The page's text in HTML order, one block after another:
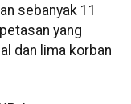
sebanyak 11
yang
dan lima korban